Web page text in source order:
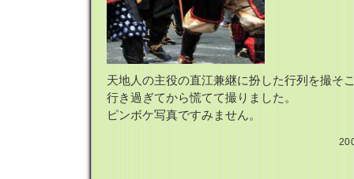
天地人の主役の直江兼継に扮した行列を撮そ
行き過ぎてから慌てて撮りました。
ピンボケ写真ですみません。